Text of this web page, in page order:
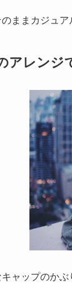
ままカジュア
アレンジ
ャップのか